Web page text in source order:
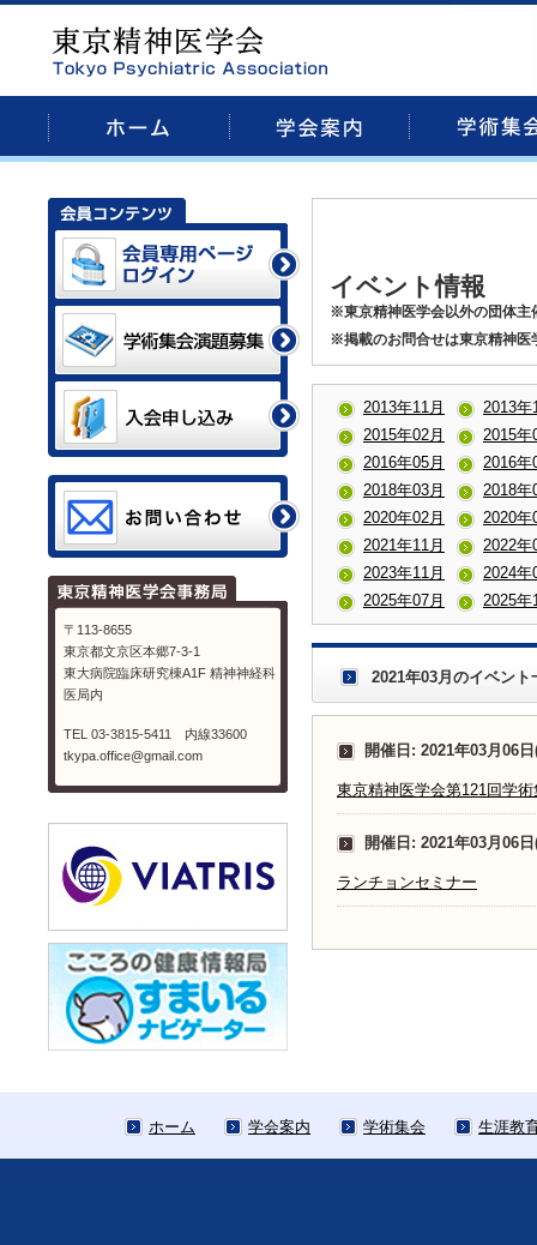
イベント情報
※東京精神医学会以外の団体主
※掲載のお問合せは東京精神医
2013年11月
2013年
2015年02月
2015年
2016年05月
2016年
2018年03月
2018年
2020年02月
2020年
2021年11月
2022年
2023年11月
2024年
2025年07月
2025年
2021年03月のイベント
開催日: 2021年03月06
東京精神医学会第121回学術
開催日: 2021年03月06
ランチョンセミナー
〒113-8655
東京都文京区本郷7-3-1
東大病院臨床研究棟A1F 精神神経科
医局内
TEL 03-3815-5411 内線33600
tkypa.office@gmail.com
ホーム 学会案内 学術集会 生涯教